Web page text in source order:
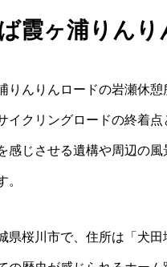
霞ヶ浦りんり
りんりんロードの岩瀬休
イクリングロードの終着
感じさせる遺構や周辺の
。
県桜川市で、住所は「犬